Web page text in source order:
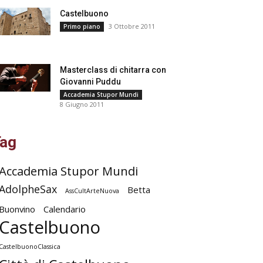
Castelbuono
Primo piano 3 Ottobre 2011
Masterclass di chitarra con
Giovanni Puddu
Accademia Stupor Mundi
8 Giugno 2011
Stupor Mundi
AssCultArteNuova
Betta
Calendario